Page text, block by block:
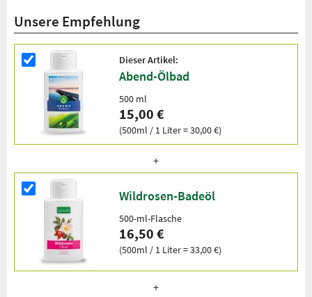
Unsere Empfehlung
Dieser Artikel:
Abend-Ölbad
500 ml
15,00 €
(500ml / 1 Liter = 30,00 €)
Wildrosen-Badeöl
500-ml-Flasche
16,50 €
(500ml / 1 Liter = 33,00 €)